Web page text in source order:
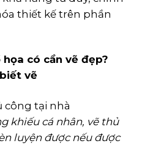
thiết kế trên phần
có cần vẽ đẹp?
vẽ
khiếu cá nhân, vẽ thủ
luyện được nếu được